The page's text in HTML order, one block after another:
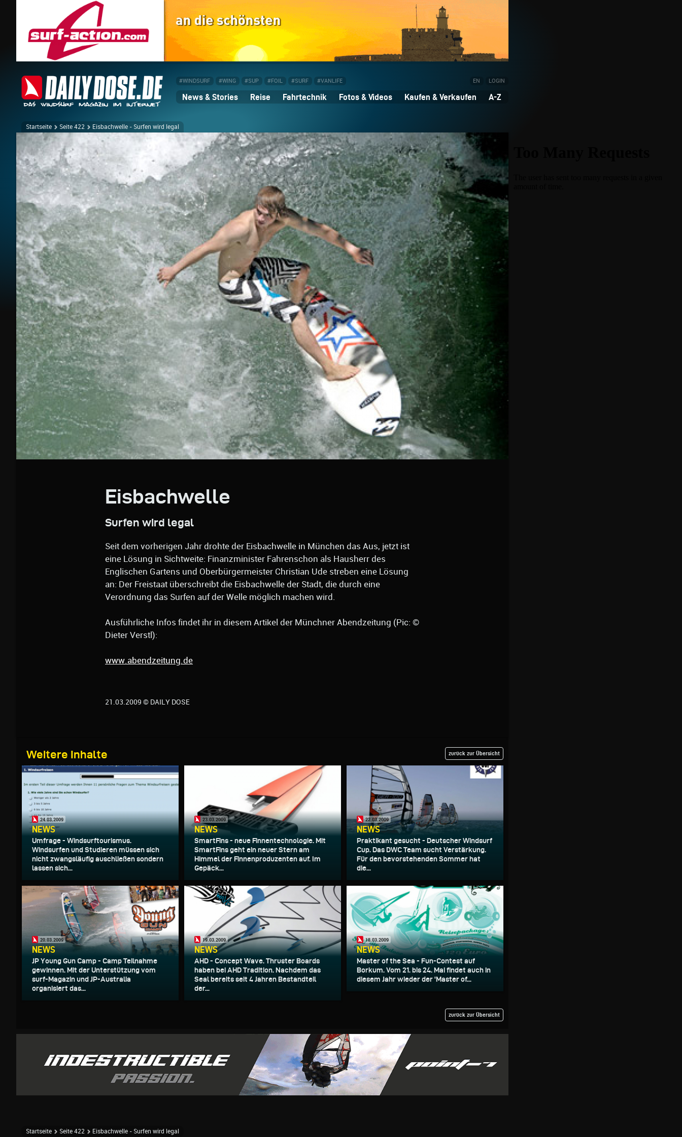
#WINDSURF #WING #SUP #FOIL #SURF #VANLIFE EN LOGIN
News & Stories Reise Fahrtechnik Fotos & Videos Kaufen & Verkaufen A-Z
Startseite Seite 422 Eisbachwelle - Surfen wird legal
Eisbachwelle
Surfen wird legal
Seit dem vorherigen Jahr drohte der Eisbachwelle in München das Aus, jetzt ist
eine Lösung in Sichtweite: Finanzminister Fahrenschon als Hausherr des
Englischen Gartens und Oberbürgermeister Christian Ude streben eine Lösung
an: Der Freistaat überschreibt die Eisbachwelle der Stadt, die durch eine
Verordnung das Surfen auf der Welle möglich machen wird.
Ausführliche Infos findet ihr in diesem Artikel der Münchner Abendzeitung (Pic: ©
Dieter Verstl):
www.abendzeitung.de
21.03.2009 © DAILY DOSE
Weitere Inhalte zurück zur Übersicht
24.03.2009
NEWS
Umfrage - Windsurftourismus.
Windsurfen und Studieren müssen sich
nicht zwangsläufig auschließen sondern
lassen sich...
23.03.2009
NEWS
SmartFins - neue Finnentechnologie. Mit
SmartFins geht ein neuer Stern am
Himmel der Finnenproduzenten auf. Im
Gepäck...
22.03.2009
NEWS
Praktikant gesucht - Deutscher Windsurf
Cup. Das DWC Team sucht Verstärkung.
Für den bevorstehenden Sommer hat
die...
20.03.2009
NEWS
JP Young Gun Camp - Camp Teilnahme
gewinnen. Mit der Unterstützung vom
surf-Magazin und JP-Australia
organisiert das...
19.03.2009
NEWS
AHD - Concept Wave. Thruster Boards
haben bei AHD Tradition. Nachdem das
Seal bereits seit 4 Jahren Bestandteil
der...
18.03.2009
NEWS
Master of the Sea - Fun-Contest auf
Borkum. Vom 21. bis 24. Mai findet auch in
diesem Jahr wieder der 'Master of...
zurück zur Übersicht
Startseite Seite 422 Eisbachwelle - Surfen wird legal